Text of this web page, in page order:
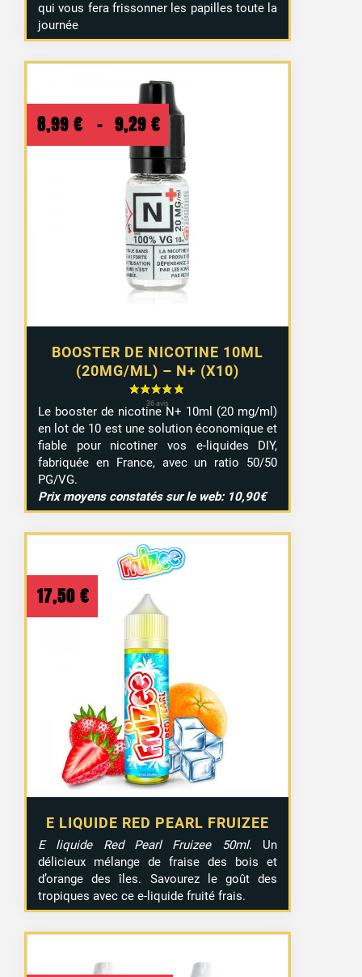
qui vous fera frissonner les papilles toute la
journée
BOOSTER DE NICOTINE 10ML
(20MG/ML) – N+ (X10)
8,99 € – 9,29 € Plage
de
prix :
8,99 €
à
9,29 €
Le booster de nicotine N+ 10ml (20 mg/ml)
en lot de 10 est une solution économique et
fiable pour nicotiner vos e-liquides DIY,
fabriquée en France, avec un ratio 50/50
PG/VG.
Prix moyens constatés sur le web: 10,90€
E LIQUIDE RED PEARL FRUIZEE
17,50 €
E liquide Red Pearl Fruizee 50ml. Un
délicieux mélange de fraise des bois et
d’orange des îles. Savourez le goût des
tropiques avec ce e-liquide fruité frais.